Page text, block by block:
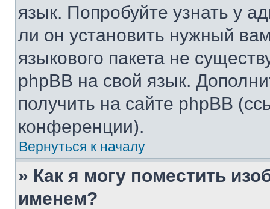
язык. Попробуйте узнать у
ли он установить нужный
языкового пакета не
phpBB на свой язык.
получить на сайте phpBB
конференции).
Вернуться к началу
» Как я могу поместить
именем?